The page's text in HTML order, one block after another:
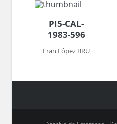
PI5-CAL-
1983-596
Fran López BRU